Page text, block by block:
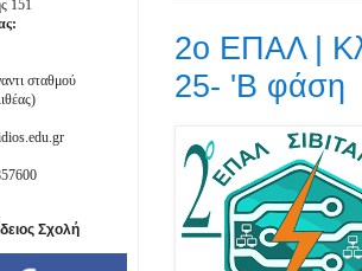
2ο ΕΠΑΛ |
25- 'Β φάση
151
σταθμού
Σχολή